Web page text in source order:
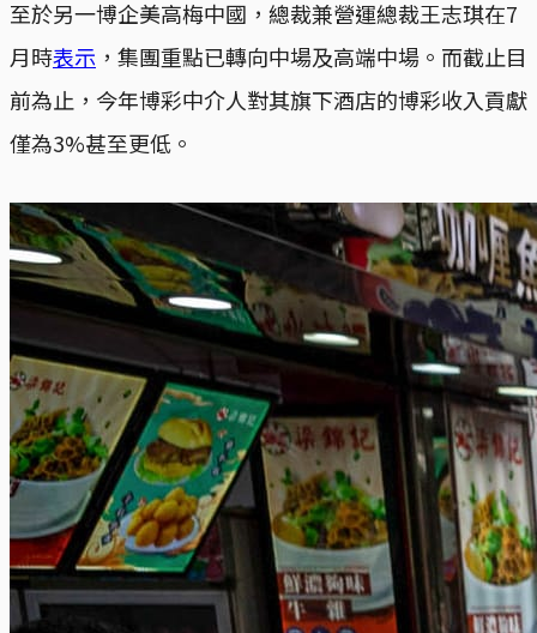
至於另一博企美高梅中國，總裁兼營運總裁王志琪在7
月時表示 ，集團重點已轉向中場及高端中場。而截止目
前為止，今年博彩中介人對其旗下酒店的博彩收入貢獻
僅為3%甚至更低。